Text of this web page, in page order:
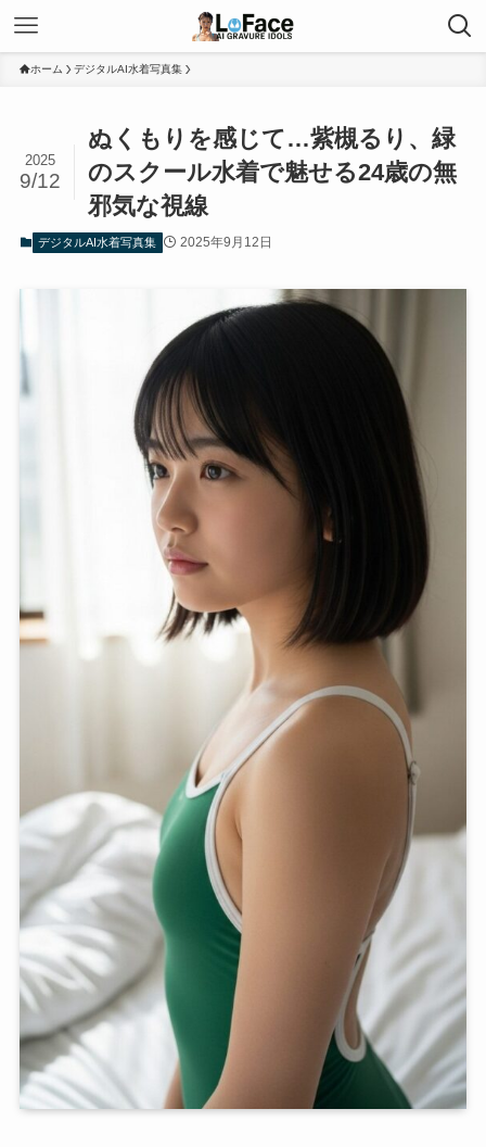
ホーム デジタルAI水着写真集
ぬくもりを感じて…紫槻るり、緑
のスクール水着で魅せる24歳の無
邪気な視線
2025
9/12
デジタルAI水着写真集 2025年9月12日